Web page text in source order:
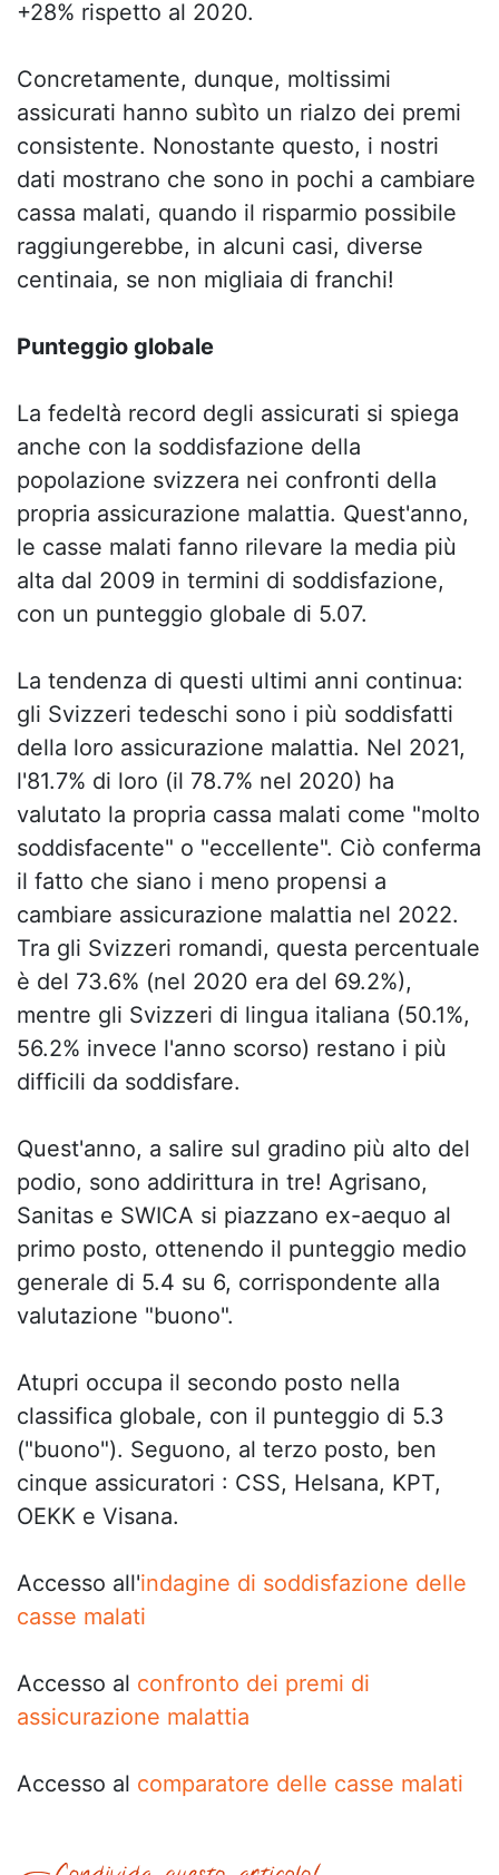
+28% rispetto al 2020.
Concretamente, dunque, moltissimi
assicurati hanno subìto un rialzo dei premi
consistente. Nonostante questo, i nostri
dati mostrano che sono in pochi a cambiare
cassa malati, quando il risparmio possibile
raggiungerebbe, in alcuni casi, diverse
centinaia, se non migliaia di franchi!
Punteggio globale
La fedeltà record degli assicurati si spiega
anche con la soddisfazione della
popolazione svizzera nei confronti della
propria assicurazione malattia. Quest'anno,
le casse malati fanno rilevare la media più
alta dal 2009 in termini di soddisfazione,
con un punteggio globale di 5.07.
La tendenza di questi ultimi anni continua:
gli Svizzeri tedeschi sono i più soddisfatti
della loro assicurazione malattia. Nel 2021,
l'81.7% di loro (il 78.7% nel 2020) ha
valutato la propria cassa malati come "molto
soddisfacente" o "eccellente". Ciò conferma
il fatto che siano i meno propensi a
cambiare assicurazione malattia nel 2022.
Tra gli Svizzeri romandi, questa percentuale
è del 73.6% (nel 2020 era del 69.2%),
mentre gli Svizzeri di lingua italiana (50.1%,
56.2% invece l'anno scorso) restano i più
difficili da soddisfare.
Quest'anno, a salire sul gradino più alto del
podio, sono addirittura in tre! Agrisano,
Sanitas e SWICA si piazzano ex-aequo al
primo posto, ottenendo il punteggio medio
generale di 5.4 su 6, corrispondente alla
valutazione "buono".
Atupri occupa il secondo posto nella
classifica globale, con il punteggio di 5.3
("buono"). Seguono, al terzo posto, ben
cinque assicuratori : CSS, Helsana, KPT,
OEKK e Visana.
Accesso all'indagine di soddisfazione delle
casse malati
Accesso al confronto dei premi di
assicurazione malattia
Accesso al comparatore delle casse malati